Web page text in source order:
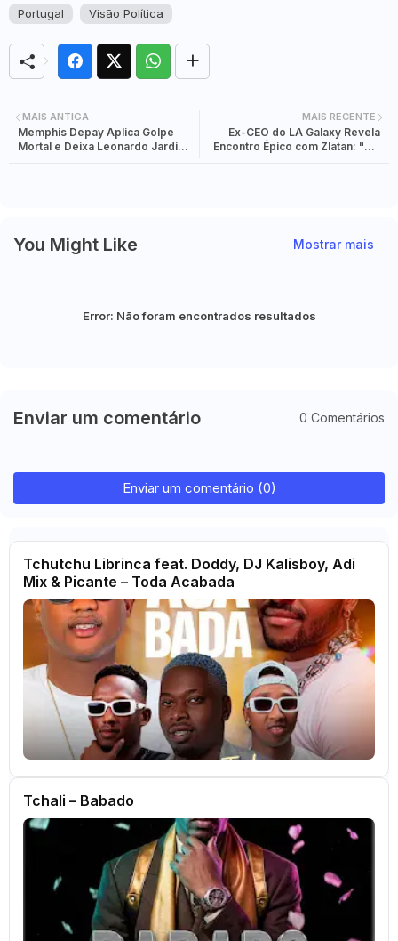
Portugal Visão Política
MAIS RECENTE
Ex-CEO do LA Galaxy Revela
Encontro Épico com Zlatan: "Ele
MAIS ANTIGA
Memphis Depay Aplica Golpe
Mortal e Deixa Leonardo Jardim
You Might Like Mostrar mais
Error: Não foram encontrados resultados
Enviar um comentário 0 Comentários
Enviar um comentário (0)
Tchutchu Librinca feat. Doddy, DJ Kalisboy, Adi
Mix & Picante – Toda Acabada
Tchali – Babado